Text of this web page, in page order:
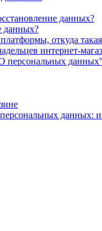
данных?
данных?
откуда
интернет-
персональных данных"
данных: